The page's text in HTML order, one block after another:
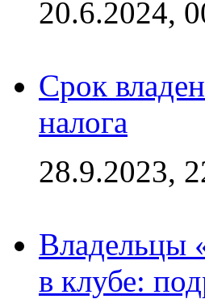
20.6.2024,
Срок
налога
28.9.2023,
Владельцы
в клубе: